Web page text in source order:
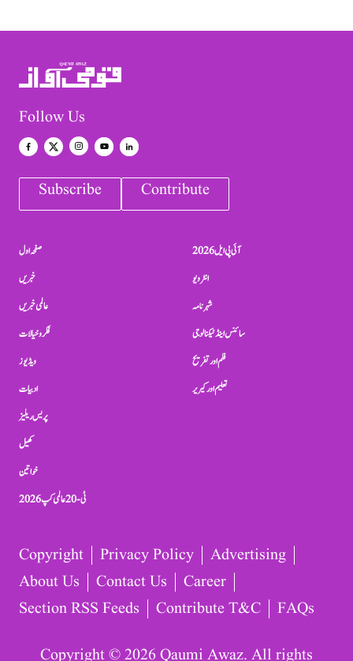
Follow Us
Subscribe Contribute
صفحہ اول
خبریں
عالمی خبریں
فکر و خیالات
ویڈیوز
ادبیات
پریس ریلیز
کھیل
خواتین
ٹی-20 عالمی کپ 2026
آئی پی ایل 2026
انٹرویو
شہرنامہ
سائنس اینڈ ٹیکنالوجی
فلم اور تفریح
تعلیم اور کیریر
Copyright Privacy Policy
Advertising
About Us
Contact Us
Career
Section RSS Feeds
Contribute T&C FAQs
Copyright © 2026 Qaumi Awaz. All rights